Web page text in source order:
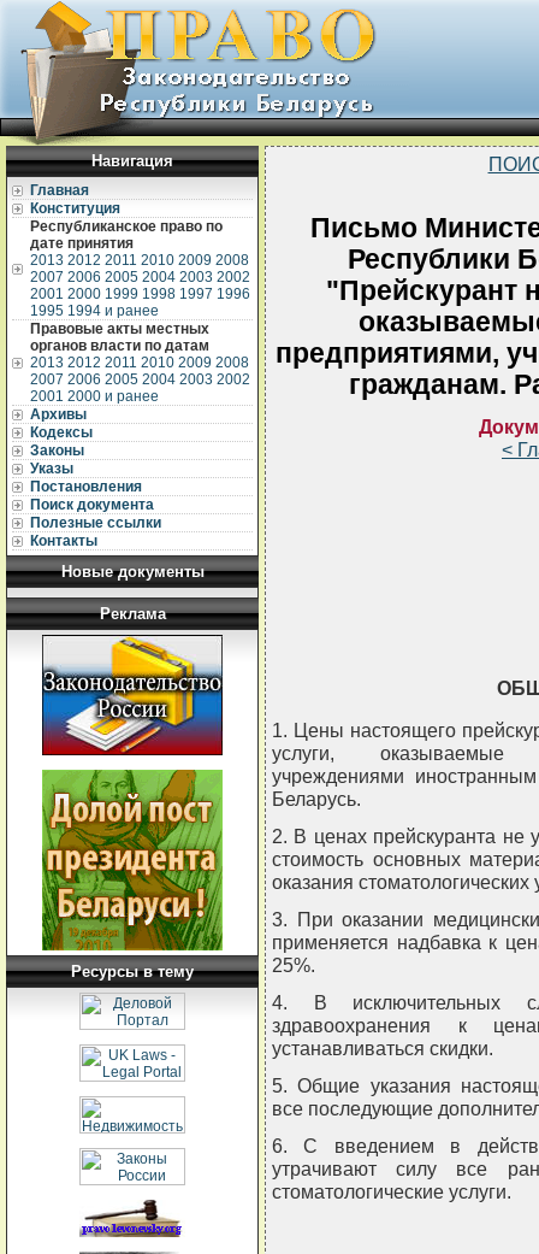
Навигация
Главная
Конституция
Республиканское право по
дате принятия
2013 2012 2011 2010 2009 2008
2007 2006 2005 2004 2003 2002
2001 2000 1999 1998 1997 1996
1995 1994 и ранее
Правовые акты местных
органов власти по датам
2013 2012 2011 2010 2009 2008
2007 2006 2005 2004 2003 2002
2001 2000 и ранее
Архивы
Кодексы
Законы
Указы
Постановления
Поиск документа
Полезные ссылки
Контакты
Новые документы
Реклама
Ресурсы в тему
Письмо
Республики
"Прейскурант
предприятиями,
гражданам.
<
1. Цены настоящего
услуги, оказываемые
учреждениями
Беларусь.
2. В ценах прейскуранта не
стоимость основных
оказания стоматологических
3. При оказании
применяется надбавка к
25%.
4. В исключительных
здравоохранения к
устанавливаться скидки.
5. Общие указания
все последующие
6. С введением в
утрачивают силу все
стоматологические услуги.